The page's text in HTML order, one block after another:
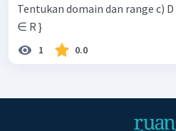
Tentukan domain dan range c) D f ​ = { x ∣ x ∈ R } R f ​ = { y ∣ y
∈ R }
1 0.0